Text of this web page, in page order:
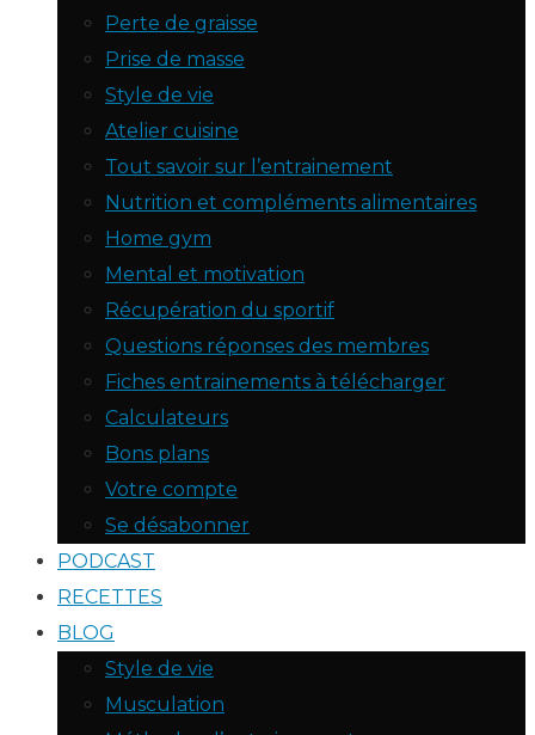
Perte de graisse
Prise de masse
Style de vie
Atelier cuisine
Tout savoir sur l’entrainement
Nutrition et compléments alimentaires
Home gym
Mental et motivation
Récupération du sportif
Questions réponses des membres
Fiches entrainements à télécharger
Calculateurs
Bons plans
Votre compte
Se désabonner
PODCAST
RECETTES
BLOG
Style de vie
Musculation